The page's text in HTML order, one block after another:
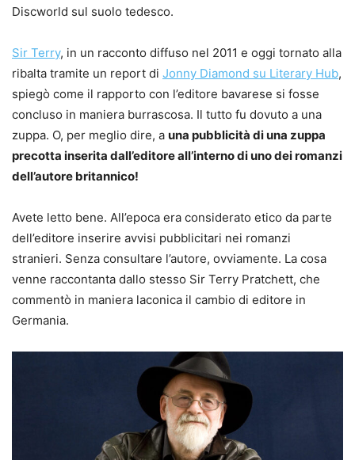
Discworld sul suolo tedesco.
Sir Terry, in un racconto diffuso nel 2011 e oggi tornato alla
ribalta tramite un report di Jonny Diamond su Literary Hub,
spiegò come il rapporto con l’editore bavarese si fosse
concluso in maniera burrascosa. Il tutto fu dovuto a una
zuppa. O, per meglio dire, a una pubblicità di una zuppa
precotta inserita dall’editore all’interno di uno dei romanzi
dell’autore britannico!
Avete letto bene. All’epoca era considerato etico da parte
dell’editore inserire avvisi pubblicitari nei romanzi
stranieri. Senza consultare l’autore, ovviamente. La cosa
venne raccontanta dallo stesso Sir Terry Pratchett, che
commentò in maniera laconica il cambio di editore in
Germania.